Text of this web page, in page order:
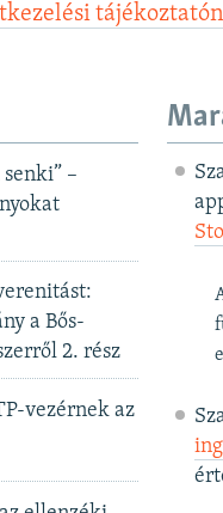
–
a Bős-
2. rész
vezérnek az